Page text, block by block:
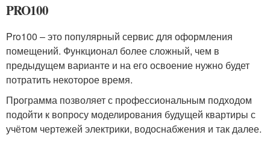
PRO100
Pro100 – это популярный сервис для оформления
помещений. Функционал более сложный, чем в
предыдущем варианте и на его освоение нужно будет
потратить некоторое время.
Программа позволяет с профессиональным подходом
подойти к вопросу моделирования будущей квартиры с
учётом чертежей электрики, водоснабжения и так далее.